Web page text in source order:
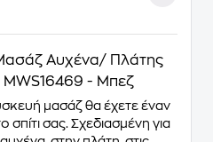
Αυχένα/ Πλάτης
- Μπεζ
μασάζ θα έχετε έναν
σπίτι σας. Σχεδιασμένη για